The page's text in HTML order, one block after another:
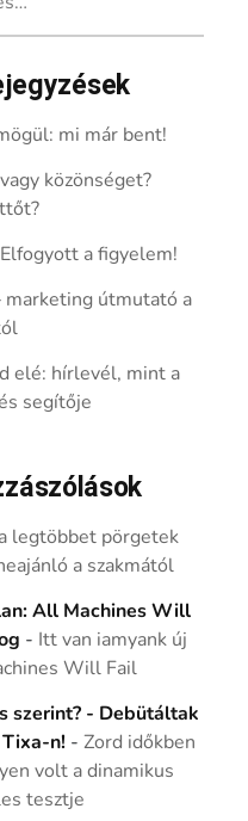
mi már bent!
közönséget?
a figyelem!
marketing útmutató a
elé: hírlevél, mint a
segítője
legtöbbet pörgetek
a szakmától
All Machines Will
- Itt van iamyank új
Will Fail
szerint? - Debütáltak
n! -Zord időkben
volt a dinamikus
tesztje